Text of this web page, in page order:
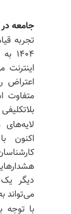
جامعه در
اعتراض
متفاوت
اکنون
دیگر
می‌تواند
با توجه